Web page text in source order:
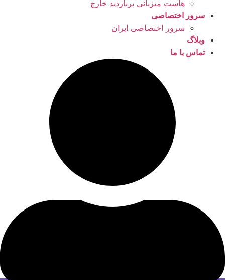
هاست میزبانی پربازدید خارج
سرور اختصاصی
سرور اختصاصی ایران
وبلاگ
تماس با ما